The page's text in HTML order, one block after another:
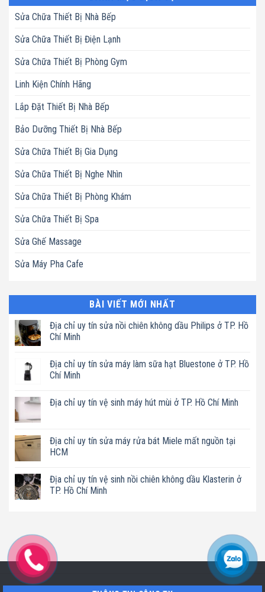
Sửa Chữa Thiết Bị Nhà Bếp
Sửa Chữa Thiết Bị Điện Lạnh
Sửa Chữa Thiết Bị Phòng Gym
Linh Kiện Chính Hãng
Lắp Đặt Thiết Bị Nhà Bếp
Bảo Dưỡng Thiết Bị Nhà Bếp
Sửa Chữa Thiết Bị Gia Dụng
Sửa Chữa Thiết Bị Nghe Nhìn
Sửa Chữa Thiết Bị Phòng Khám
Sửa Chữa Thiết Bị Spa
Sửa Ghế Massage
Sửa Máy Pha Cafe
BÀI VIẾT MỚI NHẤT
Địa chỉ uy tín sửa nồi chiên không dầu Philips ở TP. Hồ
Chí Minh
bình
luận
ở
uy
không
dầu
Philips
Hồ
Chí
Minh
Địa chỉ uy tín sửa máy làm sữa hạt Bluestone ở TP. Hồ
Chí Minh
bình
uy
tín
sửa
sữa
hạt
Bluestone
Địa chỉ uy tín vệ sinh máy hút mùi ở TP. Hồ Chí Minh
luận
ở
Địa
tín
vệ
sinh
Chí
Minh
Địa chỉ uy tín sửa máy rửa bát Miele mất nguồn tại
HCM
bình
luận
ở
máy
rửa
bát
Miele
mất
nguồn
tại
Địa chỉ uy tín vệ sinh nồi chiên không dầu Klasterin ở
TP. Hồ Chí Minh
Địa
chỉ
uy
tín
vệ
sinh
nồi